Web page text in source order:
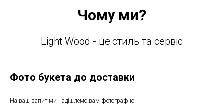
Чому ми?
Light Wood - це стиль та сервіс
Фото букета до доставки
На ваш запит ми надішлемо вам фотографію